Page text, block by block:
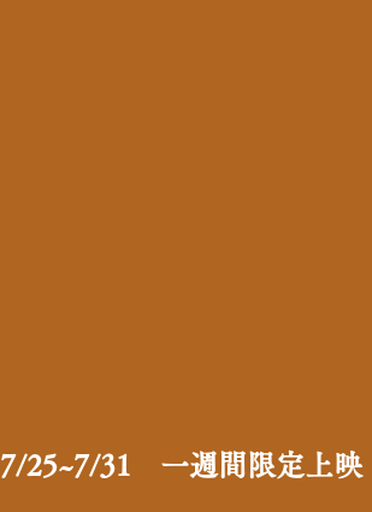
7/25~7/31 一週間限定上映